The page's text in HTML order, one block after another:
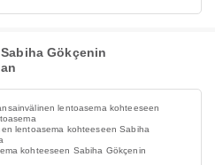
Gökçenin
lentoasema kohteeseen
lentoasema kohteeseen Sabiha
kohteeseen Sabiha Gökçenin